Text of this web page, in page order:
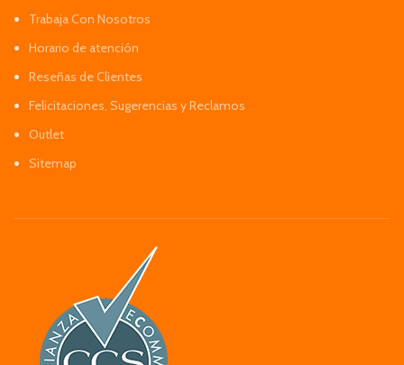
Trabaja Con Nosotros
Horario de atención
Reseñas de Clientes
Felicitaciones, Sugerencias y Reclamos
Outlet
Sitemap